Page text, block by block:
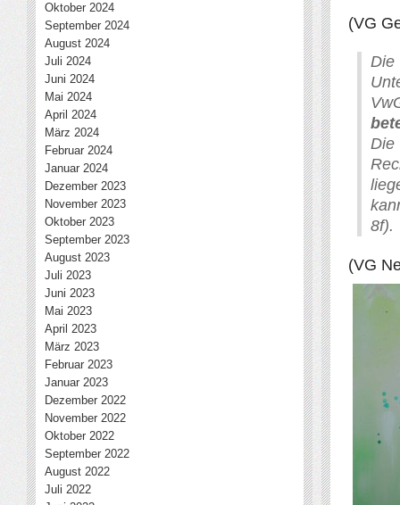
(VG
8f).
(VG
Oktober 2024
September 2024
August 2024
Juli 2024
Juni 2024
Mai 2024
April 2024
März 2024
Februar 2024
Januar 2024
Dezember 2023
November 2023
Oktober 2023
September 2023
August 2023
Juli 2023
Juni 2023
Mai 2023
April 2023
März 2023
Februar 2023
Januar 2023
Dezember 2022
November 2022
Oktober 2022
September 2022
August 2022
Juli 2022